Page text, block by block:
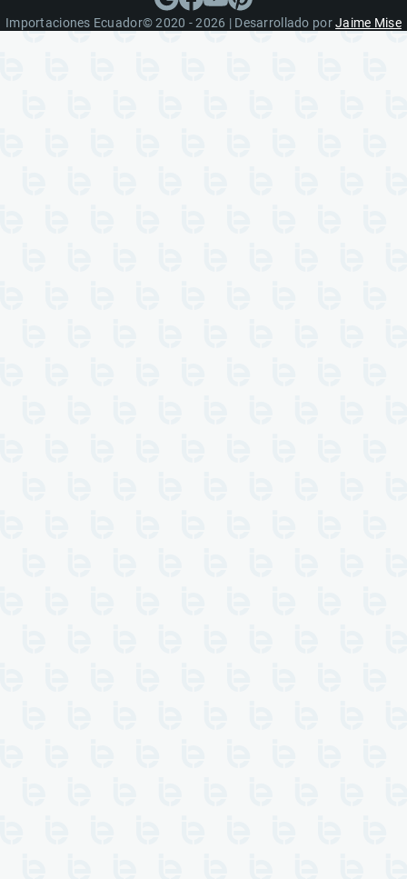
Importaciones Ecuador© 2020 - 2026 | Desarrollado porJaime Mise